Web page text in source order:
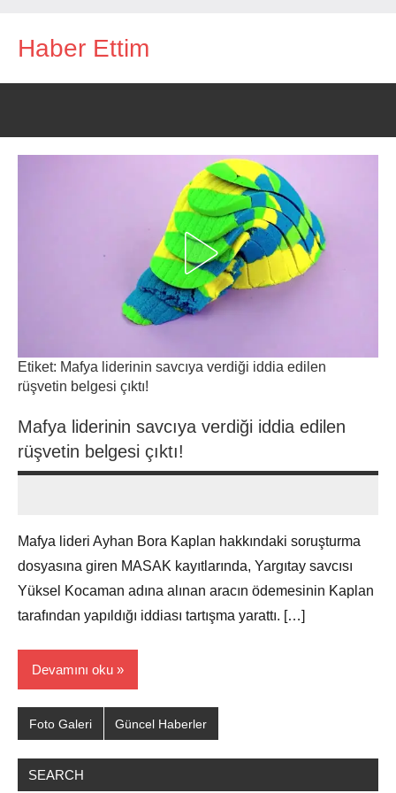
Haber Ettim
Etiket: Mafya liderinin savcıya verdiği iddia edilen
rüşvetin belgesi çıktı!
Mafya liderinin savcıya verdiği iddia edilen
rüşvetin belgesi çıktı!
Mafya lideri Ayhan Bora Kaplan hakkındaki soruşturma
dosyasına giren MASAK kayıtlarında, Yargıtay savcısı
Yüksel Kocaman adına alınan aracın ödemesinin Kaplan
tarafından yapıldığı iddiası tartışma yarattı. […]
Devamını oku
Foto Galeri Güncel Haberler
SEARCH